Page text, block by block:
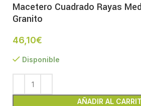
Macetero Cuadrado Rayas
Granito
46,10€
Disponible
AÑADIR AL